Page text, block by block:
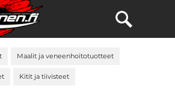
Maalit ja veneenhoitotuotteet
Kitit ja tiivisteet